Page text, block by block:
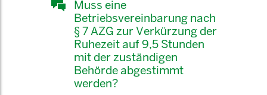
Muss eine
Betriebsvereinbarung nach
§ 7 AZG zur Verkürzung der
Ruhezeit auf 9,5 Stunden
mit der zuständigen
Behörde abgestimmt
werden?